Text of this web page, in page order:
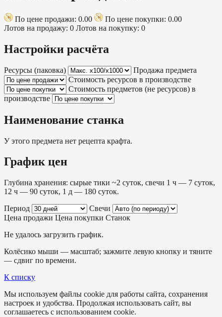
По цене продажи: 0.00
По цене покупки: 0.00
Лотов на продажу: 0 Лотов на покупку: 0
Настройки расчёта
Ресурсы (паковка)
Продажа предмета
Стоимость ресурсов в производстве
Стоимость предметов (не ресурсов) в
производстве
Наименование станка
У этого предмета нет рецепта крафта.
График цен
Глубина хранения: сырые тики ~2 суток, свечи 1 ч — 7 суток,
12 ч — 90 суток, 1 д — 180 суток.
Период
Свечи
Цена продажи Цена покупки Станок
Не удалось загрузить график.
Колёсико мыши — масштаб; зажмите левую кнопку и тяните
— сдвиг по времени.
К списку
Мы используем файлы cookie для работы сайта, сохранения
настроек и удобства. Продолжая использовать сайт, вы
соглашаетесь с использованием cookie.